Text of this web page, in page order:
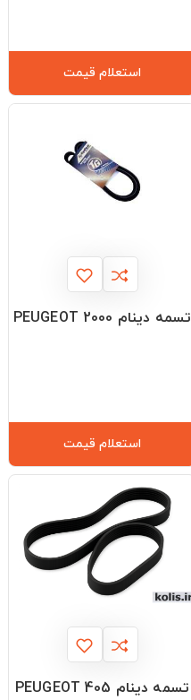
استعلام قیمت
تسمه دینام PEUGEOT 2000
استعلام قیمت
تسمه دینام PEUGEOT 405